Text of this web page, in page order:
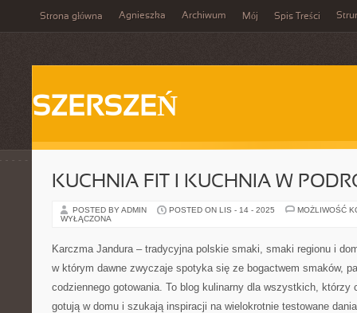
Strona główna Agnieszka Archiwum Mój Spis Treści
SZERSZEŃ
KUCHNIA FIT I KUCHNIA W
POSTED BY ADMIN POSTED ON LIS - 14 - 2025
MOŻLIWOŚĆ
WYŁĄCZONA
Karczma Jandura – tradycyjna polskie smaki, smaki regionu i
w którym dawne zwyczaje spotyka się ze bogactwem smaków,
codziennego gotowania. To blog kulinarny dla wszystkich, którzy
gotują w domu i szukają inspiracji na wielokrotnie testowane